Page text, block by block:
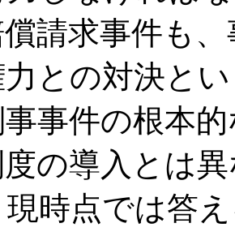
請求事件も、
力との対決と
事件の根本
の導入とは
現時点では答